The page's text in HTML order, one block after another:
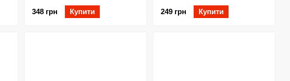
348 грн
Купити
249 грн
Купити